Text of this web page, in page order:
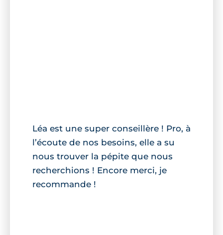
Léa est une super conseillère ! Pro, à
l’écoute de nos besoins, elle a su
nous trouver la pépite que nous
recherchions ! Encore merci, je
recommande !